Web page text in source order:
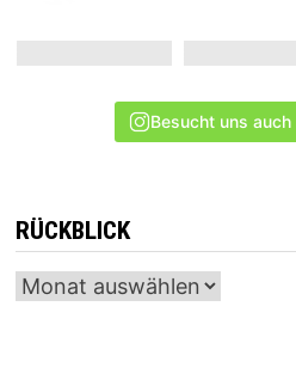
Besucht uns
RÜCKBLICK
Archiv